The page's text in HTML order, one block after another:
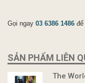
Gọi ngay 03 6386 1486
SẢN PHẨM LIÊN
The